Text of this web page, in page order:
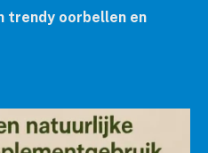
trendy oorbellen en